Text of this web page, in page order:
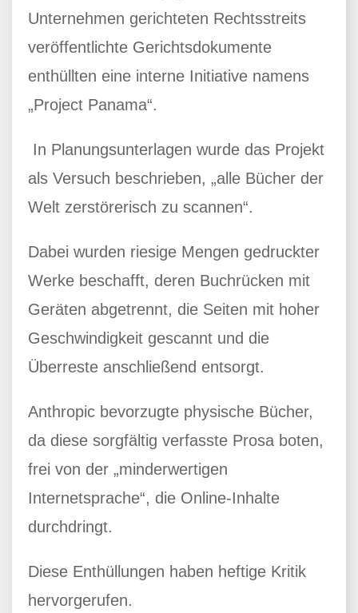
Unternehmen gerichteten Rechtsstreits
veröffentlichte Gerichtsdokumente
enthüllten eine interne Initiative namens
„Project Panama“.
In Planungsunterlagen wurde das Projekt
als Versuch beschrieben, „alle Bücher der
Welt zerstörerisch zu scannen“.
Dabei wurden riesige Mengen gedruckter
Werke beschafft, deren Buchrücken mit
Geräten abgetrennt, die Seiten mit hoher
Geschwindigkeit gescannt und die
Überreste anschließend entsorgt.
Anthropic bevorzugte physische Bücher,
da diese sorgfältig verfasste Prosa boten,
frei von der „minderwertigen
Internetsprache“, die Online-Inhalte
durchdringt.
Diese Enthüllungen haben heftige Kritik
hervorgerufen.